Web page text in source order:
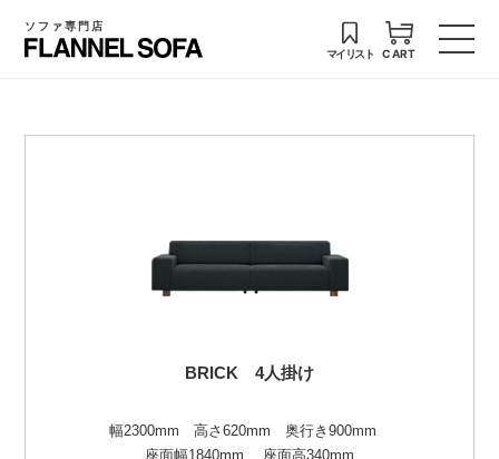
ソファ専門店
マイリスト CART
BRICK 4人掛け
幅2300mm 高さ620mm 奥行き900mm
座面幅1840mm 座面高340mm